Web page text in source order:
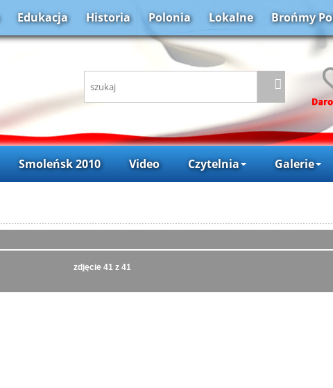
Edukacja Historia Polonia Lokalne Brońmy
Smoleńsk 2010 Video Czytelnia Galerie
zdjęcie 41 z 41